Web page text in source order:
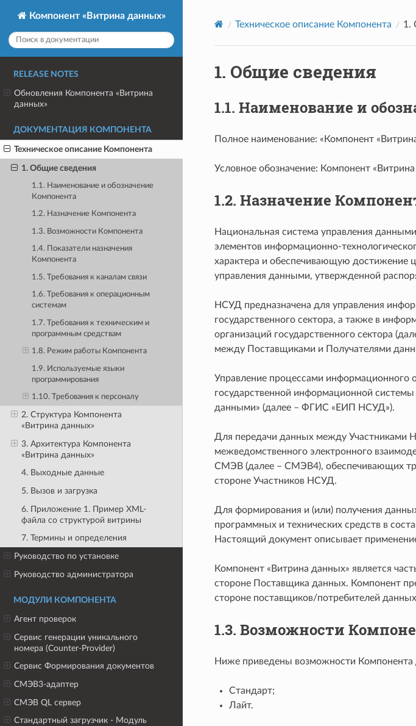
Компонент «Витрина данных»
RELEASE NOTES
Обновления Компонента «Витрина
данных»
ДОКУМЕНТАЦИЯ КОМПОНЕНТА
Техническое описание Компонента
1. Общие сведения
1.1. Наименование и обозначение
Компонента
1.2. Назначение Компонента
1.3. Возможности Компонента
1.4. Показатели назначения
Компонента
1.5. Требования к каналам связи
1.6. Требования к операционным
системам
1.7. Требования к техническим и
программным средствам
1.8. Режим работы Компонента
1.9. Используемые языки
программирования
1.10. Требования к персоналу
2. Структура Компонента
«Витрина данных»
3. Архитектура Компонента
«Витрина данных»
4. Выходные данные
5. Вызов и загрузка
6. Приложение 1. Пример XML-
файла со структурой витрины
7. Термины и определения
Руководство по установке
Руководство администратора
МОДУЛИ КОМПОНЕНТА
Агент проверок
Сервис генерации уникального
номера (Counter-Provider)
Сервис Формирования документов
СМЭВ3-адаптер
СМЭВ QL сервер
Стандартный загрузчик - Модуль
Техническое описание Компонента 1.
1. Общие сведения
1.1. Наименование и
Полное наименование: «Компонент
Условное обозначение: Компонент
1.2. Назначение
Национальная система управления
элементов информационно-
характера и обеспечивающую достижение
управления данными, утвержденной
НСУД предназначена для управления
государственного сектора, а также в
организаций государственного сектора
между Поставщиками и Получателями
Управление процессами
государственной информационной
данными» (далее – ФГИС «ЕИП НСУД»).
Для передачи данных между Участниками
межведомственного электронного
СМЭВ (далее – СМЭВ4), обеспечивающих
стороне Участников НСУД.
Для формирования и (или) получения
программных и технических средств в
Настоящий документ описывает
Компонент «Витрина данных» является
стороне Поставщика данных. Компонент
стороне поставщиков/потребителей
1.3. Возможности
Ниже приведены возможности Компонента
Стандарт;
Лайт.